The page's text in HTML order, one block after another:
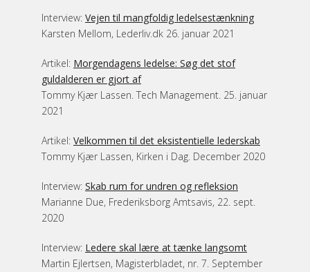
Interview: Vejen til mangfoldig ledelsestænkning
Karsten Mellom, Lederliv.dk 26. januar 2021
Artikel: Morgendagens ledelse: Søg det stof
guldalderen er gjort af
Tommy Kjær Lassen. Tech Management. 25. januar
2021
Artikel: Velkommen til det eksistentielle lederskab
Tommy Kjær Lassen, Kirken i Dag. December 2020
Interview: Skab rum for undren og refleksion
Marianne Due, Frederiksborg Amtsavis, 22. sept.
2020
Interview: Ledere skal lære at tænke langsomt
Martin Ejlertsen, Magisterbladet, nr. 7. September